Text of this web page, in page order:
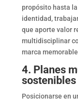
propósito hasta
identidad,
que aporte valor
multidisciplinar
marca
4. Planes
sostenibles
Posicionarse en